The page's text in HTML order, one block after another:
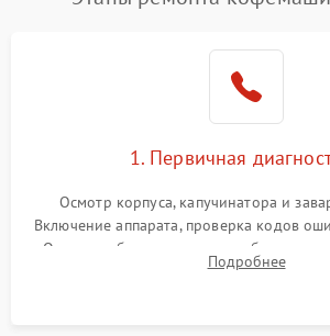
1. Первичная
Осмотр корпуса, капучинатора и
Включение аппарата, проверка кодов
Оценка работы помпы, термоблока и
Измерение температуры и давления
Подробнее